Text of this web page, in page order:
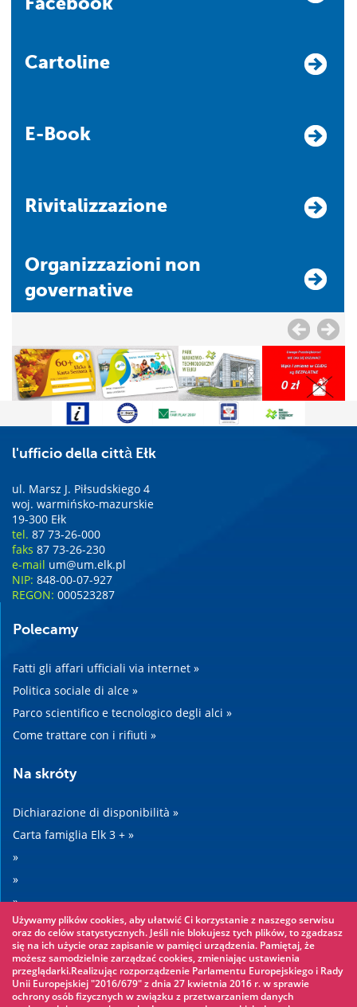
Cartoline
E-Book
Rivitalizzazione
Organizzazioni non
governative
l'ufficio della città Ełk
ul. Marsz J. Piłsudskiego 4
woj. warmińsko-mazurskie
19-300 Ełk
tel. 87 73-26-000
faks 87 73-26-230
e-mail um@um.elk.pl
NIP: 848-00-07-927
REGON: 000523287
Polecamy
Fatti gli affari ufficiali via internet »
Politica sociale di alce »
Parco scientifico e tecnologico degli alci »
Come trattare con i rifiuti »
Na skróty
Dichiarazione di disponibilità »
Carta famiglia Elk 3 + »
»
»
»
»
Warto zobaczyć
Parco avventura »
Używamy plików cookies, aby ułatwić Ci korzystanie z naszego serwisu
oraz do celów statystycznych. Jeśli nie blokujesz tych plików, to zgadzasz
się na ich użycie oraz zapisanie w pamięci urządzenia. Pamiętaj, że
możesz samodzielnie zarządzać cookies, zmieniając ustawienia
przeglądarki.Realizując rozporządzenie Parlamentu Europejskiego i Rady
Unii Europejskiej "2016/679" z dnia 27 kwietnia 2016 r. w sprawie
ochrony osób fizycznych w związku z przetwarzaniem danych